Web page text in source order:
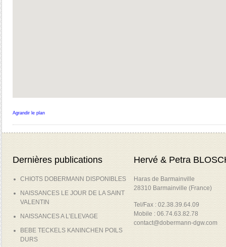
Agrandir le plan
Dernières publications
CHIOTS DOBERMANN DISPONIBLES
NAISSANCES LE JOUR DE LA SAINT
VALENTIN
NAISSANCES A L’ELEVAGE
BEBE TECKELS KANINCHEN POILS
DURS
Hervé & Petra
Haras de Barmainville
28310 Barmainville (France)
Tel/Fax : 02.38.39.64.09
Mobile : 06.74.63.82.78
contact@dobermann-dgw.com